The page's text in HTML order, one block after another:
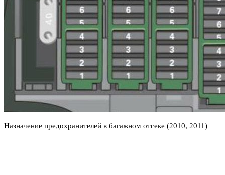
Назначение предохранителей в багажном отсеке (2010, 2011)